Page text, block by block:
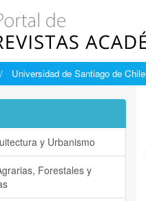
Universidad de Santiago de Chile
y Urbanismo
Forestales y